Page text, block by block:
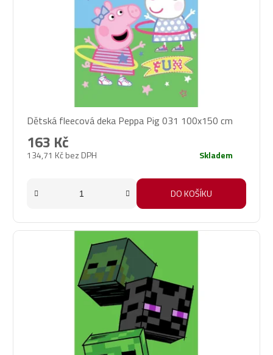
Dětská fleecová deka Peppa Pig 031 100x150 cm
134,71 Kč bez DPH
163 Kč
Skladem
DO KOŠÍKU